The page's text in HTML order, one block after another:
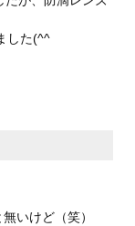
した(^^
いけど（笑）